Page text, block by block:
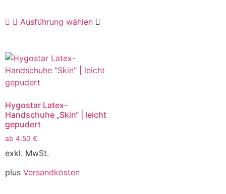
Ausführung wählen
Hygostar Latex-
Handschuhe „Skin“ | leicht
gepudert
ab 4,50 €
exkl. MwSt.
plus Versandkosten